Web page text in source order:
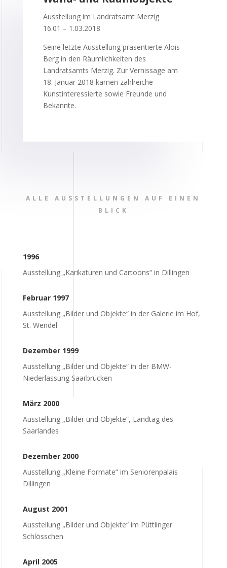
Ausstellung im Landratsamt Merzig
16.01 – 1.03.2018
Seine letzte Ausstellung präsentierte Alois
Berg in den Räumlichkeiten des
Landratsamts Merzig. Zur Vernissage am
18. Januar 2018 kamen zahlreiche
Kunstinteressierte sowie Freunde und
Bekannte.
ALLE AUSSTELLUNGEN AUF EINEN
BLICK
1996
Ausstellung „Karikaturen und Cartoons“ in Dillingen
Februar 1997
Ausstellung „Bilder und Objekte“ in der Galerie im Hof,
St. Wendel
Dezember 1999
Ausstellung „Bilder und Objekte“ in der BMW-
Niederlassung Saarbrücken
März 2000
Ausstellung „Bilder und Objekte“, Landtag des
Saarlandes
Dezember 2000
Ausstellung „Kleine Formate“ im Seniorenpalais
Dillingen
August 2001
Ausstellung „Bilder und Objekte“ im Püttlinger
Schlösschen
April 2005